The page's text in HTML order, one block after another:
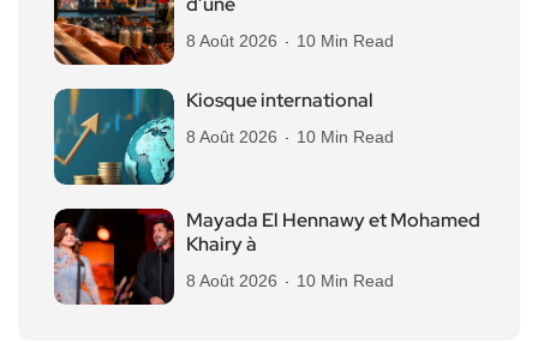
8 Août 2026 10 Min Read
Kiosque international
8 Août 2026 10 Min Read
Mayada El Hennawy et Mohamed
Khairy à
8 Août 2026 10 Min Read